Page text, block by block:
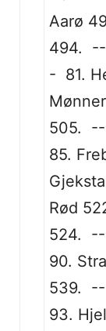
Aarø
494.
- 81.
505.
85.
Rød
524.
90.
539.
93.